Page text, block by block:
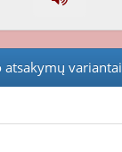
variantai